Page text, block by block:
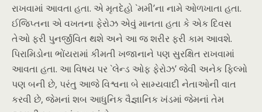
રાખવામાં આવતા હતા. એ મૃતદેહો `મમી’ના નામે ઓળખાતા હતા.
ઈજિપ્તના એ વખતના ફેરોઝ એવું માનતા હતા કે એક દિવસ
તેઓ ફરી પુનર્જીવિત થશે અને આ જ શરીર ફરી કામ આવશે.
પિરામિડોના ભોંયરામાં કીમતી ખજાનાને પણ સુરક્ષિત રાખવામાં
આવતા હતા. આ વિષય પર `લેન્ડ ઓફ ફેરોઝ’ જેવી અનેક ફિલ્મો
પણ બની છે, પરંતુ આજે વિશ્વના બે સામ્યવાદી નેતાઓની વાત
કરવી છે, જેમનાં શબ આધુનિક વૈજ્ઞાનિક ખંડમાં જેમનાં તેમ